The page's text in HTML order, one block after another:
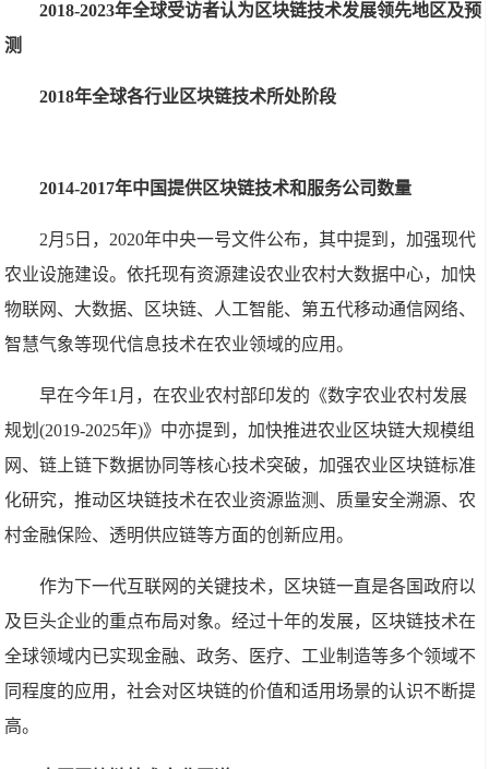
2018-2023年全球受访者认为区块链技术发展领先地区及预
测
2018年全球各行业区块链技术所处阶段
2014-2017年中国提供区块链技术和服务公司数量
2月5日，2020年中央一号文件公布，其中提到，加强现代
农业设施建设。依托现有资源建设农业农村大数据中心，加快
物联网、大数据、区块链、人工智能、第五代移动通信网络、
智慧气象等现代信息技术在农业领域的应用。
早在今年1月，在农业农村部印发的《数字农业农村发展
规划(2019-2025年)》中亦提到，加快推进农业区块链大规模组
网、链上链下数据协同等核心技术突破，加强农业区块链标准
化研究，推动区块链技术在农业资源监测、质量安全溯源、农
村金融保险、透明供应链等方面的创新应用。
作为下一代互联网的关键技术，区块链一直是各国政府以
及巨头企业的重点布局对象。经过十年的发展，区块链技术在
全球领域内已实现金融、政务、医疗、工业制造等多个领域不
同程度的应用，社会对区块链的价值和适用场景的认识不断提
高。